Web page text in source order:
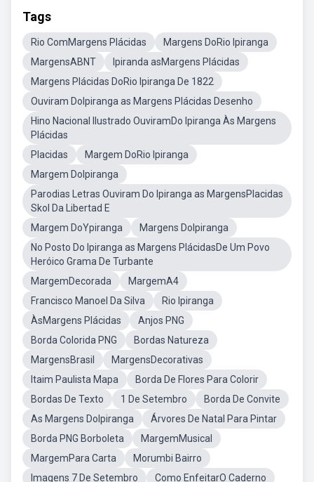
Tags
Rio ComMargens Plácidas
Margens DoRio Ipiranga
MargensABNT
Ipiranda asMargens Plácidas
Margens Plácidas DoRio Ipiranga De 1822
Ouviram DoIpiranga as Margens Plácidas Desenho
Hino Nacional Ilustrado OuviramDo Ipiranga Às Margens
Plácidas
Placidas
Margem DoRio Ipiranga
Margem DoIpiranga
Parodias Letras Ouviram Do Ipiranga as MargensPlacidas
Skol Da Libertad E
Margem DoYpiranga
Margens DoIpiranga
No Posto Do Ipiranga as Margens PlácidasDe Um Povo
Heróico Grama De Turbante
MargemDecorada
MargemA4
Francisco Manoel Da Silva
Rio Ipiranga
ÀsMargens Plácidas
Anjos PNG
Borda Colorida PNG
Bordas Natureza
MargensBrasil
MargensDecorativas
Itaim Paulista Mapa
Borda De Flores Para Colorir
Bordas De Texto
1 De Setembro
Borda De Convite
As Margens DoIpiranga
Árvores De Natal Para Pintar
Borda PNG Borboleta
MargemMusical
MargemPara Carta
Morumbi Bairro
Imagens 7 De Setembro
Como EnfeitarO Caderno